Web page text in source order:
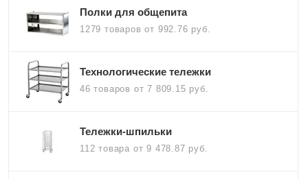
Полки для общепита
1279 товаровот 992.76 руб.
Технологические тележки
46 товаров от 7 809.15 руб.
Тележки-шпильки
112 товара от 9 478.87 руб.